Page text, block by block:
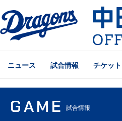
ニュース 試合情報 チケット
GAME 試合情報